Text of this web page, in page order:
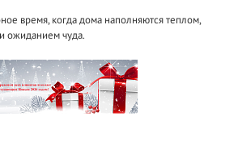
время, когда дома наполняются теплом,
ожиданием чуда.